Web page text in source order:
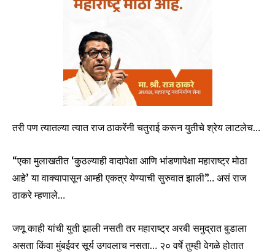
तरी पण त्यातल्या त्यात राज ठाकरेंनी चतुराई करून युतीचे श्रेय लाटलेच…
“एका मुलाखतीत ‘कुठल्याही वादापेक्षा आणि भांडणापेक्षा महाराष्ट्र मोठा
आहे’ या वाक्यापासून आम्ही एकत्र येण्याची सुरुवात झाली”… असं राज
ठाकरे म्हणाले…
जणू काही यांची युती झाली नसती तर महाराष्ट्र अरबी समुद्रात बुडाला
असता किंवा मुंबईवर सूर्य उगवलाच नसता… २० वर्षे तुम्ही वेगळे होतात